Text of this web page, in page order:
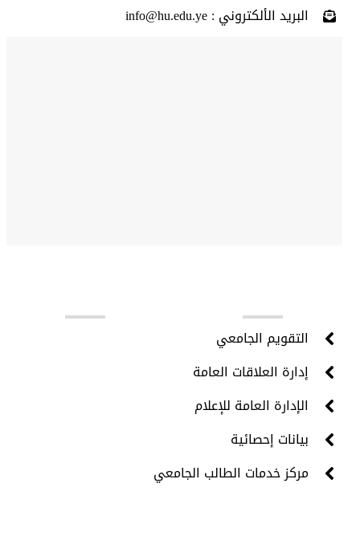
البريد الألكتروني : info@hu.edu.ye
التقويم الجامعي
إدارة العلاقات العامة
الإدارة العامة للإعلام
بيانات إحصائية
مركز خدمات الطالب الجامعي